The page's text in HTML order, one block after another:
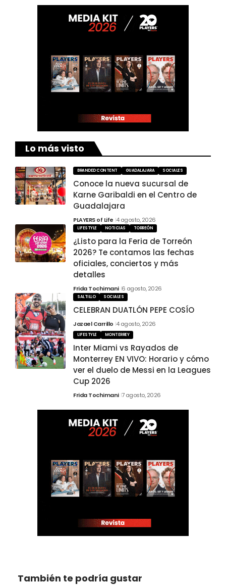
Lo más visto
BRANDED CONTENT GUADALAJARA SOCIALES
Conoce la nueva sucursal de
Karne Garibaldi en el Centro de
Guadalajara
PLAYERS of Life 4 agosto, 2026
LIFESTYLE NOTICIAS TORREÓN
¿Listo para la Feria de Torreón
2026? Te contamos las fechas
oficiales, conciertos y más
detalles
Frida Tochimani 6 agosto, 2026
SALTILLO SOCIALES
CELEBRAN DUATLÓN PEPE COSÍO
Jazael Carrillo 4 agosto, 2026
LIFESTYLE MONTERREY
Inter Miami vs Rayados de
Monterrey EN VIVO: Horario y cómo
ver el duelo de Messi en la Leagues
Cup 2026
Frida Tochimani 7 agosto, 2026
También te podría gustar